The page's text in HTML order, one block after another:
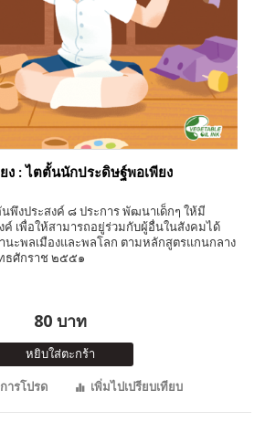
ง : ไตตั้นนักประดิษฐ์พอเพียง
งประสงค์ ๘ ประการ พัฒนาเด็กๆ ให้มี
เพื่อให้สามารถอยู่ร่วมกับผู้อื่นในสังคมได้
นะพลเมืองและพลโลก ตามหลักสูตรแกนกลาง
ธศักราช ๒๕๕๑
80 บาท
หยิบใส่ตะกร้า
ารโปรด
เพิ่มไปเปรียบเทียบ